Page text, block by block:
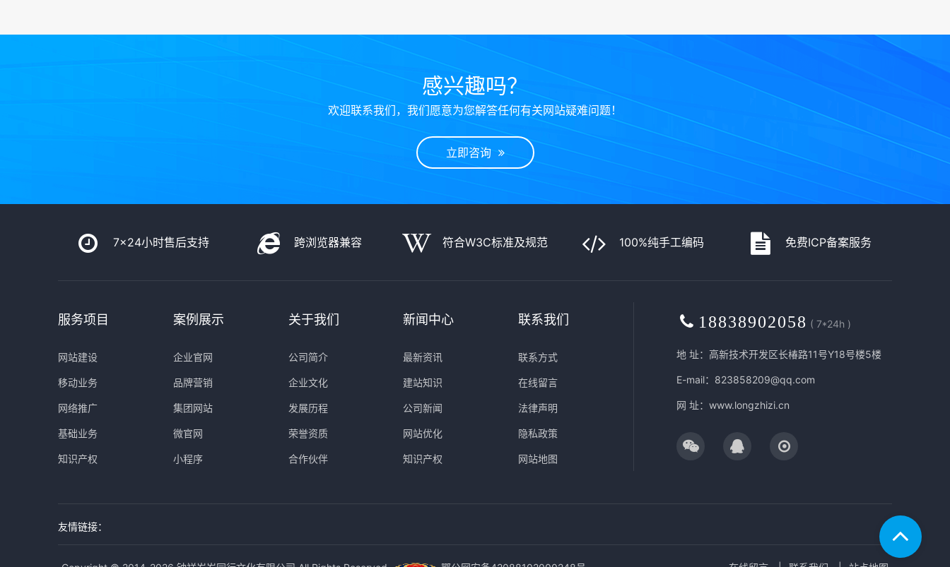
感兴趣吗？
欢迎联系我们，我们愿意为您解答任何有关网站疑难问题！
立即咨询
7x24小时售后支持 跨浏览器兼容 符合W3C标准及规范 100%纯手工编码 免费ICP备案服务
服务项目
网站建设
移动业务
网络推广
基础业务
知识产权
案例展示
企业官网
品牌营销
集团网站
微官网
小程序
关于我们
公司简介
企业文化
发展历程
荣誉资质
合作伙伴
新闻中心
最新资讯
建站知识
公司新闻
网站优化
知识产权
联系我们
联系方式
在线留言
法律声明
隐私政策
网站地图
18838902058 ( 7*24h )
地 址：高新技术开发区长椿路11号Y18号楼5楼
E-mail：823858209@qq.com
网 址：www.longzhizi.cn
友情链接：